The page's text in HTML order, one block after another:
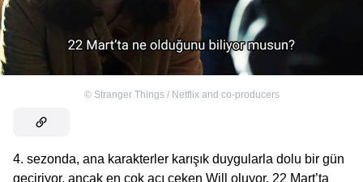
© Stranger Things / Netflix and co-producers
4. sezonda, ana karakterler karışık duygularla dolu bir gün
geçiriyor, ancak en çok acı çeken Will oluyor. 22 Mart’ta